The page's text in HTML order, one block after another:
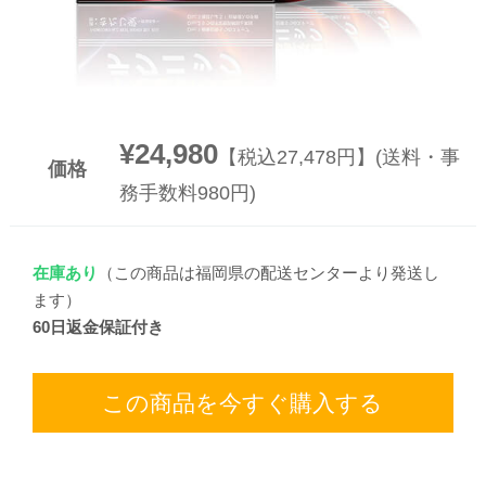
価格 ¥24,980【税込27,478円】(送料・事
務手数料980円)
在庫あり
（この商品は福岡県の配送センターより発送し
ます）
60日返金保証付き
この商品を今すぐ購入する